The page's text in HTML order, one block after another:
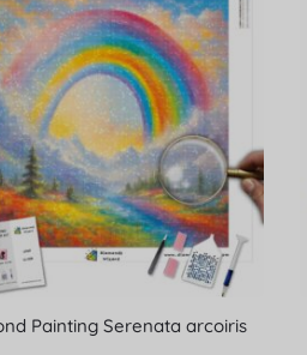
Painting Serenata arcoiris